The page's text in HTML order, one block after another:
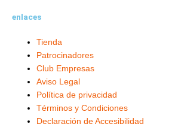
t
g
r
a
m
b
o
o
k
-
f
b
e
r
enlaces
Tienda
Patrocinadores
Club Empresas
Aviso Legal
Política de privacidad
Términos y Condiciones
Declaración de Accesibilidad